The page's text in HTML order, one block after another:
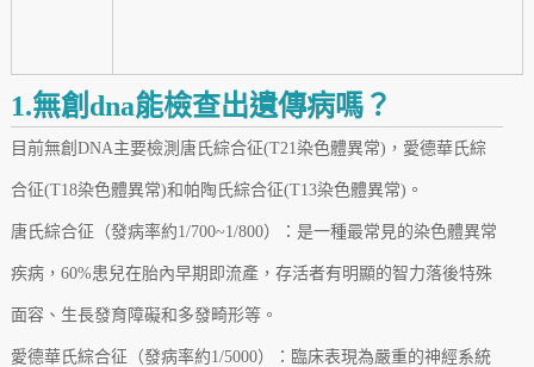
1.無創dna能檢查出遺傳病嗎？
目前無創DNA主要檢測唐氏綜合征(T21染色體異常)，愛德華氏綜
合征(T18染色體異常)和帕陶氏綜合征(T13染色體異常)。
唐氏綜合征（發病率約1/700~1/800）：是一種最常見的染色體異常
疾病，60%患兒在胎內早期即流產，存活者有明顯的智力落後特殊
面容、生長發育障礙和多發畸形等。
愛德華氏綜合征（發病率約1/5000）：臨床表現為嚴重的神經系統